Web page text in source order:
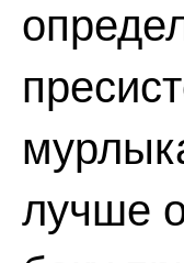
лучше